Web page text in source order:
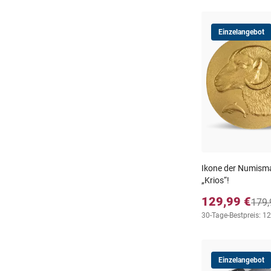
Einzelangebot
Ikone der
„Krios“!
129,99 €
30-Tage-Bestpreis:
Einzelangebot